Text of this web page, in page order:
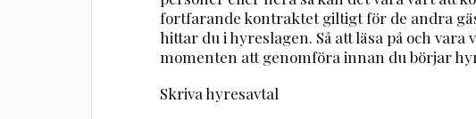
fortfarande kontraktet giltigt för de andra
hittar du i hyreslagen. Så att läsa på och
momenten att genomföra innan du börjar
Skriva hyresavtal